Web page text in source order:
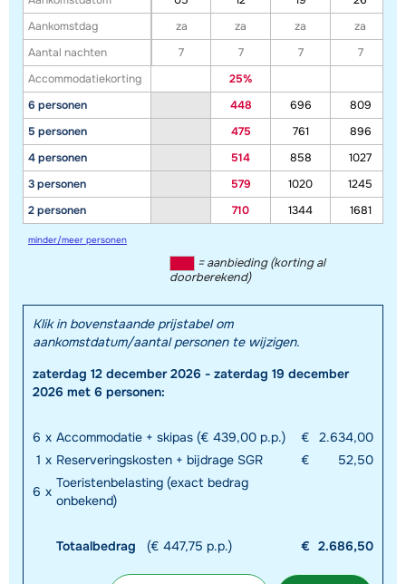
Aankomstdag
Aantal nachten
Accommodatiekorting
6 personen
5 personen
4 personen
3 personen
2 personen
za
za za
za
7
7 7
7
25%
448
696
809
475
761
896
514
858
1027
579
1020
1245
710
1344 1681
minder/meer personen
= aanbieding (korting al
doorberekend)
Klik in bovenstaande prijstabel om
aankomstdatum/aantal personen te wijzigen.
zaterdag 12 december 2026 - zaterdag 19 december
2026 met 6 personen:
6 x Accommodatie + skipas (€ 439,00 p.p.) €
2.634,00
1 x Reserveringskosten + bijdrage SGR €
52,50
6 x
Toeristenbelasting (exact bedrag
onbekend)
Totaalbedrag (€ 447,75 p.p.) € 2.686,50